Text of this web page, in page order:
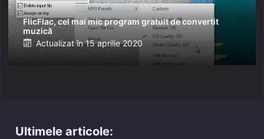
FlicFlac, cel mai mic program gratuit de convertit
muzică
Posted
on
Actualizat în 15 aprilie 2020
Ultimele articole: